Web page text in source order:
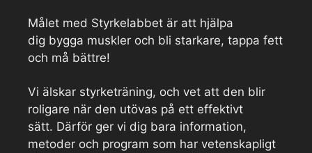
Målet med Styrkelabbet är att hjälpa
dig bygga muskler och bli starkare, tappa fett
och må bättre!
Vi älskar styrketräning, och vet att den blir
roligare när den utövas på ett effektivt
sätt. Därför ger vi dig bara information,
metoder och program som har vetenskapligt